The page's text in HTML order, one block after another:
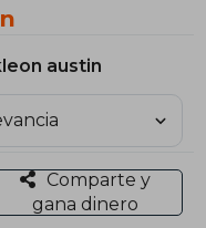
austin
Comparte y
gana dinero